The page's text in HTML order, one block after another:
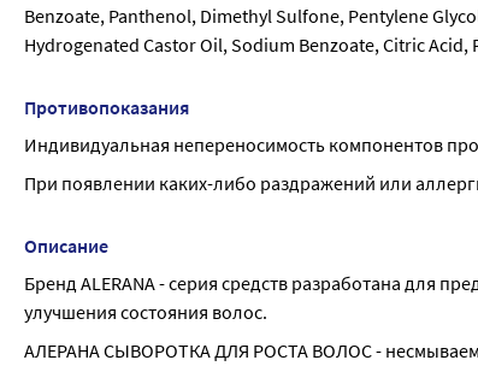
Benzoate, Panthenol, Dimethyl Sulfone, Pentylene
Hydrogenated Castor Oil, Sodium Benzoate, Citric Acid,
Противопоказания
Индивидуальная непереносимость компонентов
При появлении каких-либо раздражений или
Описание
Бренд ALERANA - серия средств разработана для
улучшения состояния волос.
АЛЕРАНА СЫВОРОТКА ДЛЯ РОСТА ВОЛОС -